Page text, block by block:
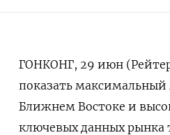
ГОНКОНГ, 29 июн
показать максимальный
Ближнем Востоке и
ключевых данных рынка